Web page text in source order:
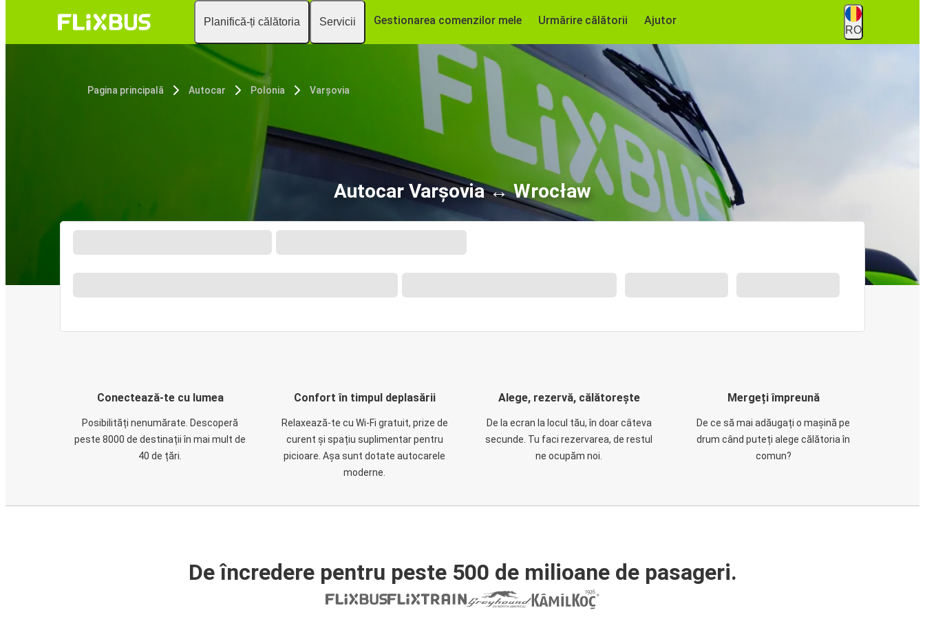
Planifică-ți călătoria Servicii Gestionarea comenzilor mele Urmărire călătorii Ajutor
RO
Pagina principală Autocar Polonia Varșovia
Autocar Varșovia ↔ Wrocław
Conectează-te cu lumea
Posibilități nenumărate. Descoperă
peste 8000 de destinații în mai mult de
40 de țări.
Confort în timpul deplasării
Relaxează-te cu Wi-Fi gratuit, prize de
curent și spațiu suplimentar pentru
picioare. Așa sunt dotate autocarele
moderne.
Alege, rezervă, călătorește
De la ecran la locul tău, în doar câteva
secunde. Tu faci rezervarea, de restul
ne ocupăm noi.
Mergeți împreună
De ce să mai adăugați o mașină pe
drum când puteți alege călătoria în
comun?
De încredere pentru peste 500 de milioane de pasageri.